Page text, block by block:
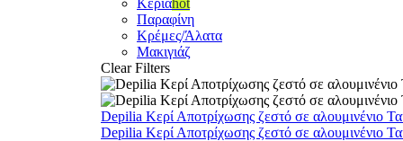
Κεριάhot
Παραφίνη
Κρέμες/Άλατα
Μακιγιάζ
Clear Filters
Depilia Κερί Αποτρίχωσης ζεστό σε αλουμινένιο
Depilia Κερί Αποτρίχωσης ζεστό σε αλουμινένιο